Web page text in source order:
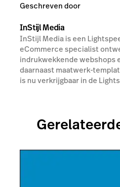
Geschreven door
InStijl Media
InStijl Media is een
eCommerce specialist
indrukwekkende webshops
daarnaast maatwerk-
is nu verkrijgbaar in de